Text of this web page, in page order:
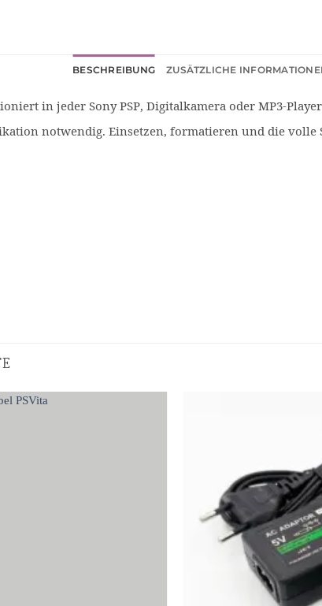
BESCHREIBUNG ZUSÄTZLICHE
in jeder Sony PSP, Digitalkamera oder MP3-
notwendig. Einsetzen, formatieren und die volle